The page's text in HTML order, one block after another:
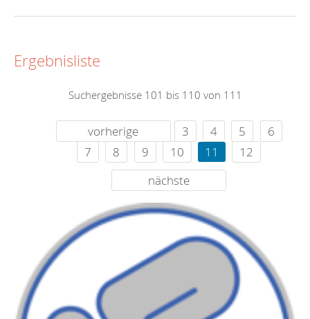
Ergebnisliste
Suchergebnisse 101 bis 110 von 111
vorherige 3 4 5
6
7
8 9 10 11
12
nächste